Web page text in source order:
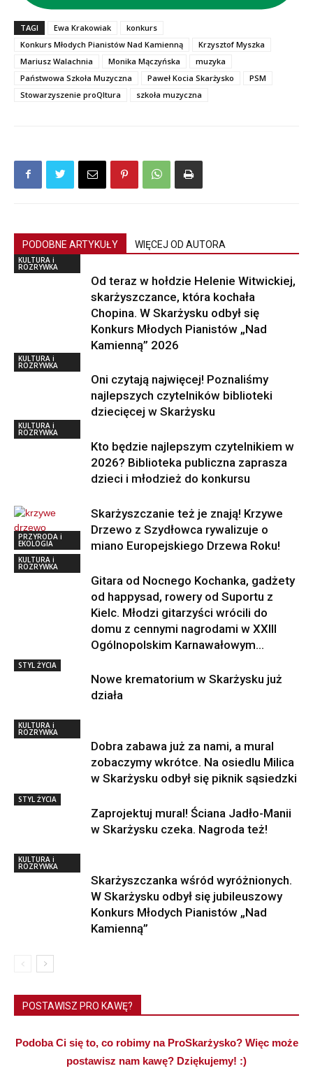
TAGI Ewa Krakowiak
konkurs
Konkurs Młodych Pianistów Nad Kamienną
Krzysztof Myszka
Mariusz Walachnia
Monika Mączyńska
muzyka
Państwowa Szkoła Muzyczna
Paweł Kocia Skarżysko
PSM
Stowarzyszenie proQltura
szkoła muzyczna
PODOBNE ARTYKUŁY WIĘCEJ OD AUTORA
KULTURA i
ROZRYWKA
Od teraz w hołdzie Helenie Witwickiej,
skarżyszczance, która kochała
Chopina. W Skarżysku odbył się
Konkurs Młodych Pianistów „Nad
Kamienną” 2026
KULTURA i
ROZRYWKA
Oni czytają najwięcej! Poznaliśmy
najlepszych czytelników biblioteki
dziecięcej w Skarżysku
KULTURA i
ROZRYWKA
Kto będzie najlepszym czytelnikiem w
2026? Biblioteka publiczna zaprasza
dzieci i młodzież do konkursu
PRZYRODA i
EKOLOGIA
Skarżyszczanie też je znają! Krzywe
Drzewo z Szydłowca rywalizuje o
miano Europejskiego Drzewa Roku!
KULTURA i
ROZRYWKA
Gitara od Nocnego Kochanka, gadżety
od happysad, rowery od Suportu z
Kielc. Młodzi gitarzyści wrócili do
domu z cennymi nagrodami w XXIII
Ogólnopolskim Karnawałowym...
STYL ŻYCIA
Nowe krematorium w Skarżysku już
działa
KULTURA i
ROZRYWKA
Dobra zabawa już za nami, a mural
zobaczymy wkrótce. Na osiedlu Milica
w Skarżysku odbył się piknik sąsiedzki
STYL ŻYCIA
Zaprojektuj mural! Ściana Jadło-Manii
w Skarżysku czeka. Nagroda też!
KULTURA i
ROZRYWKA
Skarżyszczanka wśród wyróżnionych.
W Skarżysku odbył się jubileuszowy
Konkurs Młodych Pianistów „Nad
Kamienną”
POSTAWISZ PRO KAWĘ?
Podoba Ci się to, co robimy na ProSkarżysko? Więc może
postawisz nam kawę? Dziękujemy! :)